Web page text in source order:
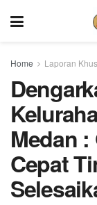
Home Laporan
Medan :
Cepat